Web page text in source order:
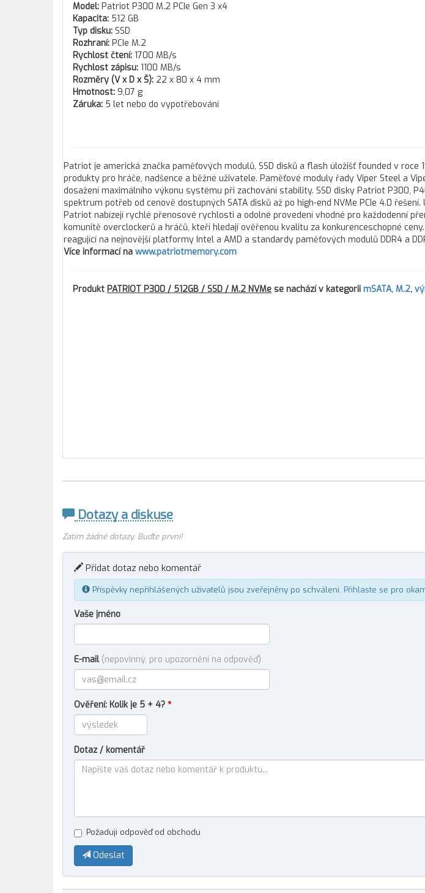
Model: Patriot P300 M.2 PCIe Gen 3 x4
Kapacita: 512 GB
Typ disku: SSD
Rozhraní: PCIe M.2
Rychlost čtení: 1700 MB/s
Rychlost zápisu: 1100 MB/s
Rozměry (V x D x Š): 22 x 80 x 4 mm
Hmotnost: 9,07 g
Záruka: 5 let nebo do vypotřebování
Patriot je americká značka paměťových modulů, SSD disků a flash úložišť founded v roce
produkty pro hráče, nadšence a běžné uživatele. Paměťové moduly řady Viper Steel a
dosažení maximálního výkonu systému při zachování stability. SSD disky Patriot P300,
spektrum potřeb od cenově dostupných SATA disků až po high-end NVMe PCIe 4.0
Patriot nabízejí rychlé přenosové rychlosti a odolné provedení vhodné pro každodenní
komunitě overclockerů a hráčů, kteří hledají ověřenou kvalitu za konkurenceschopné
reagující na nejnovější platformy Intel a AMD a standardy paměťových modulů DDR4 a
Více informací na www.patriotmemory.com
Produkt PATRIOT P300 / 512GB / SSD / M.2 NVMe se nachází v kategorii mSATA, M.2,
Dotazy a diskuse
Zatím žádné dotazy. Buďte první!
Přidat dotaz nebo komentář
Příspěvky nepřihlášených uživatelů jsou zveřejněny po schválení. Přihlaste se pro
Vaše jméno
E-mail (nepovinný, pro upozornění na odpověď)
Ověření: Kolik je 5 + 4? *
Dotaz / komentář
Požaduji odpověď od obchodu
Odeslat